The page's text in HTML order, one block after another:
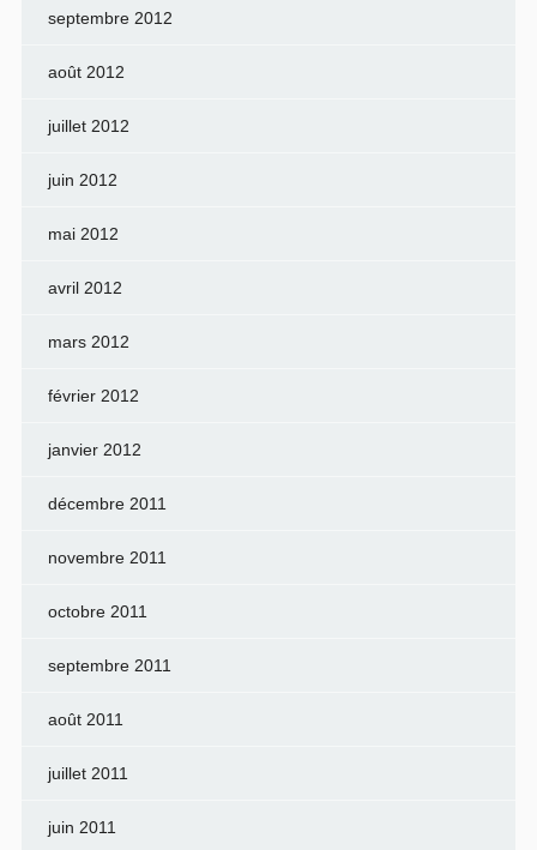
septembre 2012
août 2012
juillet 2012
juin 2012
mai 2012
avril 2012
mars 2012
février 2012
janvier 2012
décembre 2011
novembre 2011
octobre 2011
septembre 2011
août 2011
juillet 2011
juin 2011